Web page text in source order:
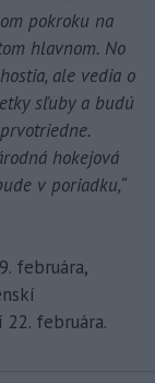
pokroku na
hlavnom. No
ale vedia o
sľuby a budú
hokejová
v poriadku,“
februára,
februára.